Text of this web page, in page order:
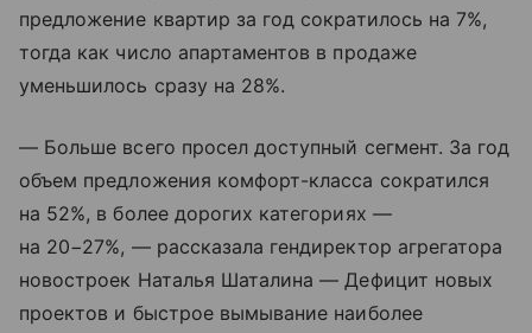
предложение квартир за год сократилось на 7%,
тогда как число апартаментов в продаже
уменьшилось сразу на 28%.
— Больше всего просел доступный сегмент. За год
объем предложения комфорт-класса сократился
на 52%, в более дорогих категориях —
на 20−27%, — рассказала гендиректор агрегатора
новостроек Наталья Шаталина — Дефицит новых
проектов и быстрое вымывание наиболее